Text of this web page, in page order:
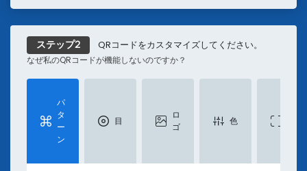
リソース
QRコードへのリンク
PDFをQRコードに変換します。
インスタグラム用のQRコード
場所QRコードジェネレータ
YouTube QRコード
ソーシャルメディアQRコードジェネレータ
SMS QRコードジェネレータ
Email QRコードジェネレータ
不足
ステップ2 QRコードをカスタマイズしてください。
なぜ私のQRコードが機能しないのですか？
パ
タ
ー
ン
目
ロ
ゴ
色